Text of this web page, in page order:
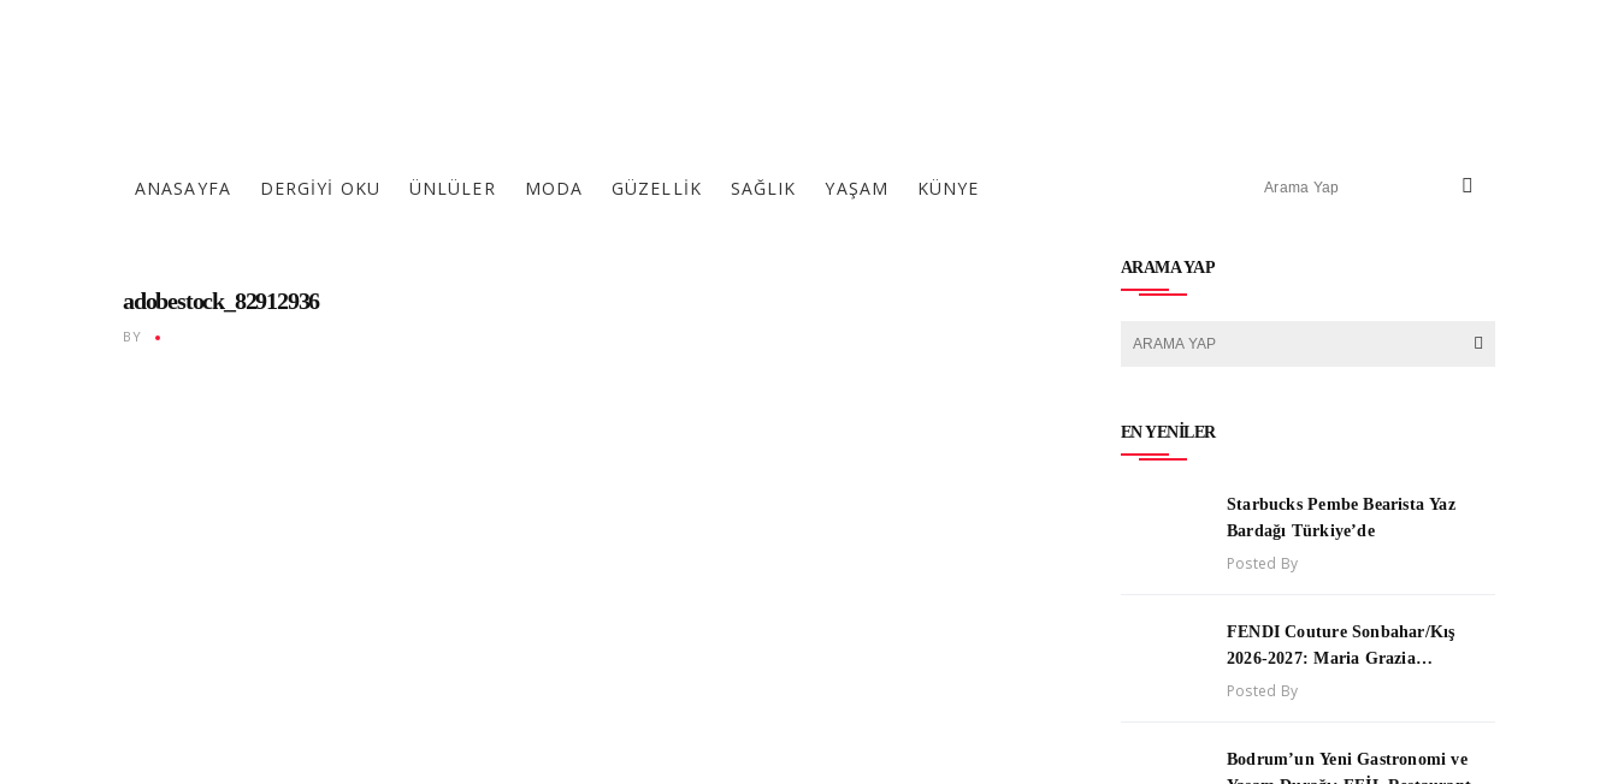
ANASAYFA DERGIYI OKU ÜNLÜLER MODA GÜZELLIK SAĞLIK YAŞAM KÜNYE
adobestock_82912936
BY
ARAMA YAP
EN YENILER
Starbucks Pembe Bearista Yaz
Bardağı Türkiye’de
Posted By
FENDI Couture Sonbahar/Kış
2026-2027: Maria Grazia
Chiuri’den Beden, Özgürlük ve
Posted By
Bodrum’un Yeni Gastronomi ve